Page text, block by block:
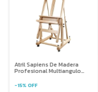
Atril Sapiens De Madera
Profesional Multiangulo
-15% OFF